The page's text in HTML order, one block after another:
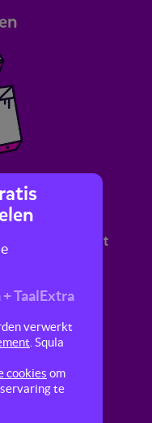
Squla.
1
deelsommen met
door 1/4 is?
+ TaalExtra
verwerkt
. Squla
cookies om
te